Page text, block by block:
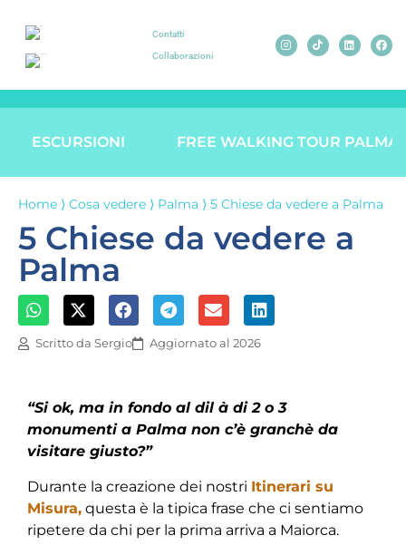
Contatti
Collaborazioni
ESCURSIONI FREE WALKING TOUR PALMA
Home ⟩ Cosa vedere ⟩ Palma ⟩ 5 Chiese da vedere a Palma
5 Chiese da vedere a
Palma
Scritto da Sergio Aggiornato al 2026
“Si ok, ma in fondo al dil à di 2 o 3
monumenti a Palma non c’è granchè da
visitare giusto?”
Durante la creazione dei nostri Itinerari su
Misura, questa è la tipica frase che ci sentiamo
ripetere da chi per la prima arriva a Maiorca.